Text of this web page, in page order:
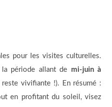
pour les visites culturelles.
la période allant de mi-juin à
vivifiante !). En résumé :
en profitant du soleil, visez